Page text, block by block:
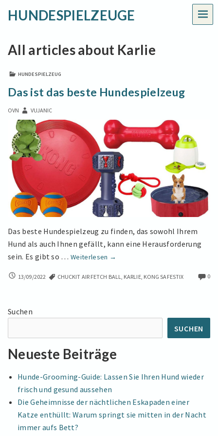
HUNDESPIELZEUGE
All articles about Karlie
HUNDESPIELZEUG
Das ist das beste Hundespielzeug
OVN VUJANIC
Das beste Hundespielzeug zu finden, das sowohl Ihrem
Hund als auch Ihnen gefällt, kann eine Herausforderung
sein. Es gibt so …Weiterlesen
Das
das
→
DAS
HUNDESPIELZEUG
13/09/2022 CHUCKIT AIR FETCH BALL, KARLIE, KONG SAFESTIX 0
Suchen
SUCHEN
Neueste Beiträge
Hunde-Grooming-Guide: Lassen Sie Ihren Hund wieder
frisch und gesund aussehen
Die Geheimnisse der nächtlichen Eskapaden einer
Katze enthüllt: Warum springt sie mitten in der Nacht
immer aufs Bett?